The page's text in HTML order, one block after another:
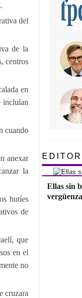
del
de la
centros
en
incluían
cuando
anexar
la
hutíes
de
que
en el
no
cruzara
Ellas sin
vergüenza